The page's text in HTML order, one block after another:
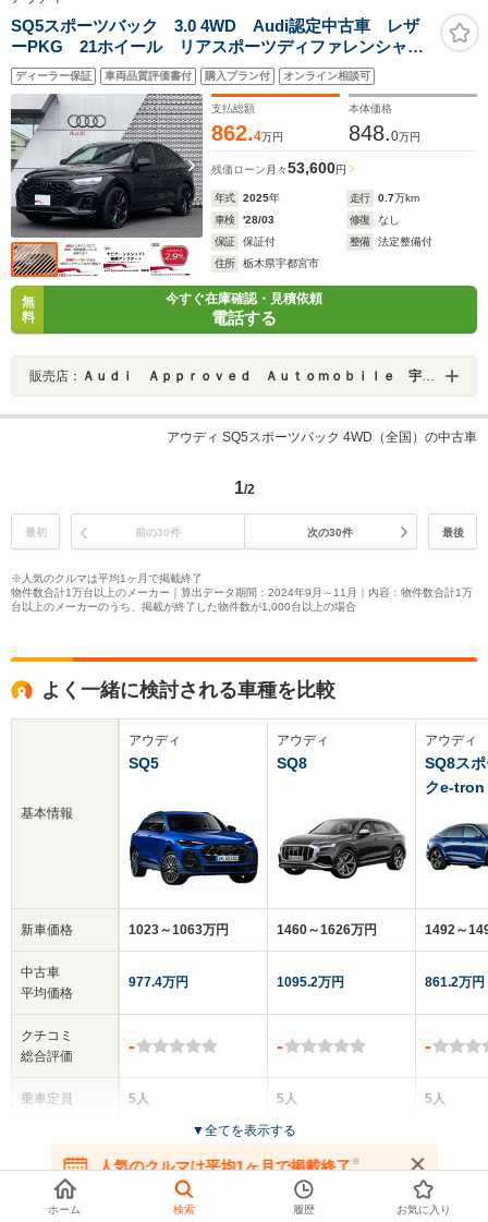
SQ5スポーツバック 3.0 4WD Audi認定中古車 レザ
ーPKG 21ホイール リアスポーツディファレンシャ
ル アダプティブSスポーツエアサス ブラックスタイ
ル プライバシーガラス レッドキャリパー コンフォ
ートP 電動リアゲート
ディーラー保証 車両品質評価書付 購入プラン付 オンライン相談可
支払総額
862.4万円
本体価格
848.0万円
残価ローン 月々53,600円
年式 2025年 走行 0.7万km
車検
'28/03 修復
なし
保証
保証付 整備
法定整備付
住所
栃木県宇都宮市
無
料
今すぐ在庫確認・見積依頼
電話する
販売店： Ａｕｄｉ Ａｐｐｒｏｖｅｄ Ａｕｔｏｍｏｂｉｌｅ 宇都宮
アウディ SQ5スポーツバック 4WD（全国）の中古車
1/2
最初 前の30件 次の30件 最後
※人気のクルマは平均1ヶ月で掲載終了
物件数合計1万台以上のメーカー｜算出データ期間：2024年9月～11月｜内容：物件数合計1万
台以上のメーカーのうち、掲載が終了した物件数が1,000台以上の場合
よく一緒に検討される車種を比較
基本情報
新車価格
中古車
平均価格
クチコミ
総合評価
乗車定員
ドア数
アウディ
SQ5
1023～1063万円
977.4万円
-
5人
5ドア
全高
1.66m
アウディ
SQ8
1460～1626万円
1095.2万円
-
5人
5ドア
アウディ
SQ8ス
クe-tron
1492～
861.2万円
-
5人
5ドア
▼全てを表示する
SQ5スポーツバックの基本情報
人気のクルマは平均1ヶ月で掲載終了※
在庫が無くなる前にお問い合わせください
ホーム 検索 履歴 お気に入り